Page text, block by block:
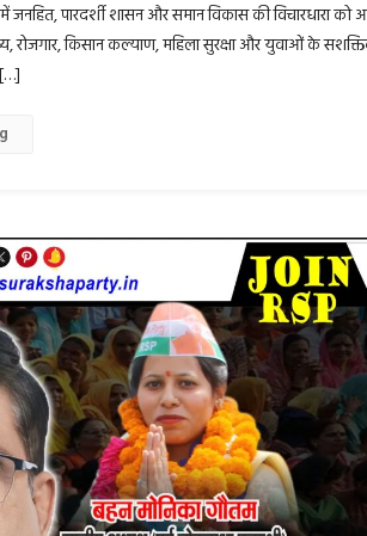
देश में जनहित, पारदर्शी शासन और समान विकास की
रोजगार, किसान कल्याण, महिला सुरक्षा और युवाओं के
[…]